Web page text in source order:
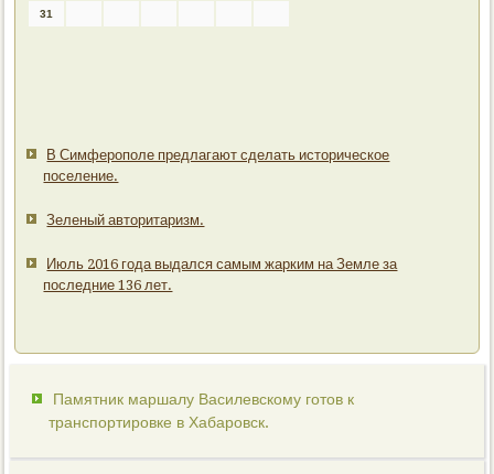
31
В Симферополе предлагают сделать историческое
поселение.
Зеленый авторитаризм.
Июль 2016 года выдался самым жарким на Земле за
последние 136 лет.
Памятник маршалу Василевскому готов к
транспортировке в Хабаровск.